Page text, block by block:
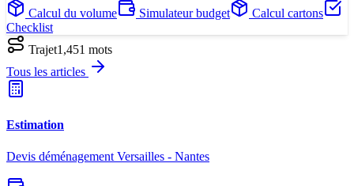
Calcul du volume Simulateur budget
Calcul cartons
Checklist
Trajet1,451 mots
Tous les articles
Estimation
Devis déménagement Versailles - Nantes